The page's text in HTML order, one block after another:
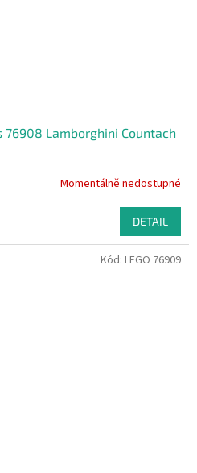
76908 Lamborghini Countach
Momentálně nedostupné
DETAIL
Kód: LEGO 76909